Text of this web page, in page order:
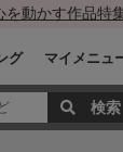
を動かす作品特
グ マイメニュ